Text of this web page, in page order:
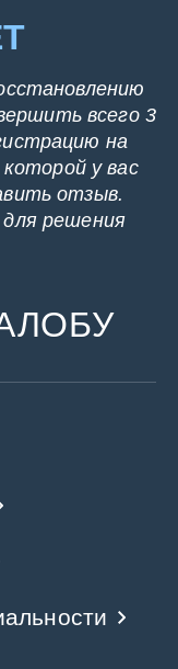
всего 3
на
у вас
отзыв.
решения